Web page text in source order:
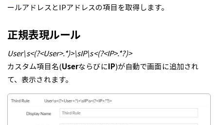
ールアドレスとIPアドレスの項目を取得します。
正規表現ルール
User\s<(?<User>.*)>\sIP\s<(?<IP>.*?)>
カスタム項目名(UserならびにIP)が自動で画面に追加され
て、表示されます。